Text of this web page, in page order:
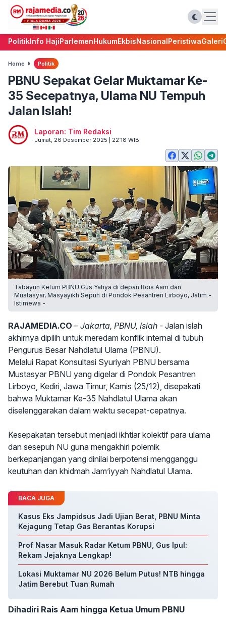
PolitikInfo HajiParlemenHukumEkbisNasionalPeristiwaGaleri
Home Politik
PBNU Sepakat Gelar Muktamar Ke-
35 Secepatnya, Ulama NU Tempuh
Jalan Islah!
Laporan: Tim Redaksi
Jumat, 26 Desember 2025 | 22:18 WIB
Tabayun Ketum PBNU Gus Yahya di depan Rois Aam dan
Mustasyar, Masyayikh Sepuh di Pondok Pesantren Lirboyo, Jatim -
Istimewa -
RAJAMEDIA.CO – Jakarta, PBNU, Islah - Jalan islah
akhirnya dipilih untuk meredam konflik internal di tubuh
Pengurus Besar Nahdlatul Ulama (PBNU).
Melalui Rapat Konsultasi Syuriyah PBNU bersama
Mustasyar PBNU yang digelar di Pondok Pesantren
Lirboyo, Kediri, Jawa Timur, Kamis (25/12), disepakati
bahwa Muktamar Ke-35 Nahdlatul Ulama akan
diselenggarakan dalam waktu secepat-cepatnya.
Kesepakatan tersebut menjadi ikhtiar kolektif para ulama
dan sesepuh NU guna mengakhiri polemik
berkepanjangan yang dinilai berpotensi mengganggu
keutuhan dan khidmah Jam’iyyah Nahdlatul Ulama.
BACA JUGA
Kasus Eks Jampidsus Jadi Ujian Berat, PBNU Minta
Kejagung Tetap Gas Berantas Korupsi
Prof Nasar Masuk Radar Ketum PBNU, Gus Ipul:
Rekam Jejaknya Lengkap!
Lokasi Muktamar NU 2026 Belum Putus! NTB hingga
Jatim Berebut Tuan Rumah
Dihadiri Rais Aam hingga Ketua Umum PBNU